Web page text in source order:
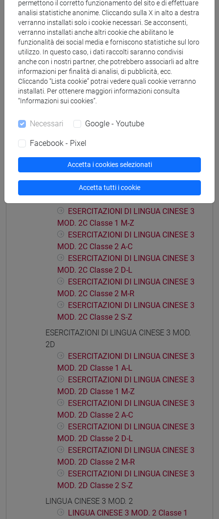
MOD. 2A Classe 2 A-E
ESERCITAZIONI DI LINGUA CINESE 3
MOD. 2A Classe 2 F-O
ESERCITAZIONI DI LINGUA CINESE
3 MOD. 2A Classe 2 P-Z
ESERCITAZIONI DI LINGUA CINESE 3 MOD.
2B
ESERCITAZIONI DI LINGUA CINESE 3
MOD. 2B Classe 1
MOD. 2B Classe 2 A-L
MOD. 2B Classe 2 M-Z
ESERCITAZIONI DI LINGUA CINESE 3 MOD.
ESERCITAZIONI DI LINGUA CINESE 3
ESERCITAZIONI DI LINGUA CINESE 3
MOD. 2C Classe 1 M-Z
ESERCITAZIONI DI LINGUA CINESE 3
MOD. 2C Classe 2 A-C
ESERCITAZIONI DI LINGUA CINESE 3
MOD. 2C Classe 2 D-L
ESERCITAZIONI DI LINGUA CINESE 3
MOD. 2C Classe 2 M-R
ESERCITAZIONI DI LINGUA CINESE 3
MOD. 2C Classe 2 S-Z
ESERCITAZIONI DI LINGUA CINESE 3 MOD.
2D
ESERCITAZIONI DI LINGUA CINESE 3
MOD. 2D Classe 1 A-L
ESERCITAZIONI DI LINGUA CINESE 3
MOD. 2D Classe 1 M-Z
ESERCITAZIONI DI LINGUA CINESE 3
MOD. 2D Classe 2 A-C
ESERCITAZIONI DI LINGUA CINESE 3
MOD. 2D Classe 2 D-L
ESERCITAZIONI DI LINGUA CINESE 3
MOD. 2D Classe 2 M-R
ESERCITAZIONI DI LINGUA CINESE 3
MOD. 2D Classe 2 S-Z
LINGUA CINESE 3 MOD. 2
LINGUA CINESE 3 MOD. 2 Classe 1
permettono il corretto funzionamento del sito e di effettuare
analisi statistiche anonime. Cliccando sulla X in alto a destra
verranno installati solo i cookie necessari. Se acconsenti,
verranno installati anche altri cookie che abilitano le
funzionalità dei social media e forniscono statistiche sul loro
utilizzo. In questo caso, i dati raccolti saranno condivisi
anche con i nostri partner, che potrebbero associarli ad altre
informazioni per finalità di analisi, di pubblicità, ecc.
Cliccando “Lista cookie” potrai vedere quali cookie verranno
installati. Per ottenere maggiori informazioni consulta
“Informazioni sui cookies”.
Necessari Google - Youtube
Facebook - Pixel
Accetta i cookies selezionati
Accetta tutti i cookie